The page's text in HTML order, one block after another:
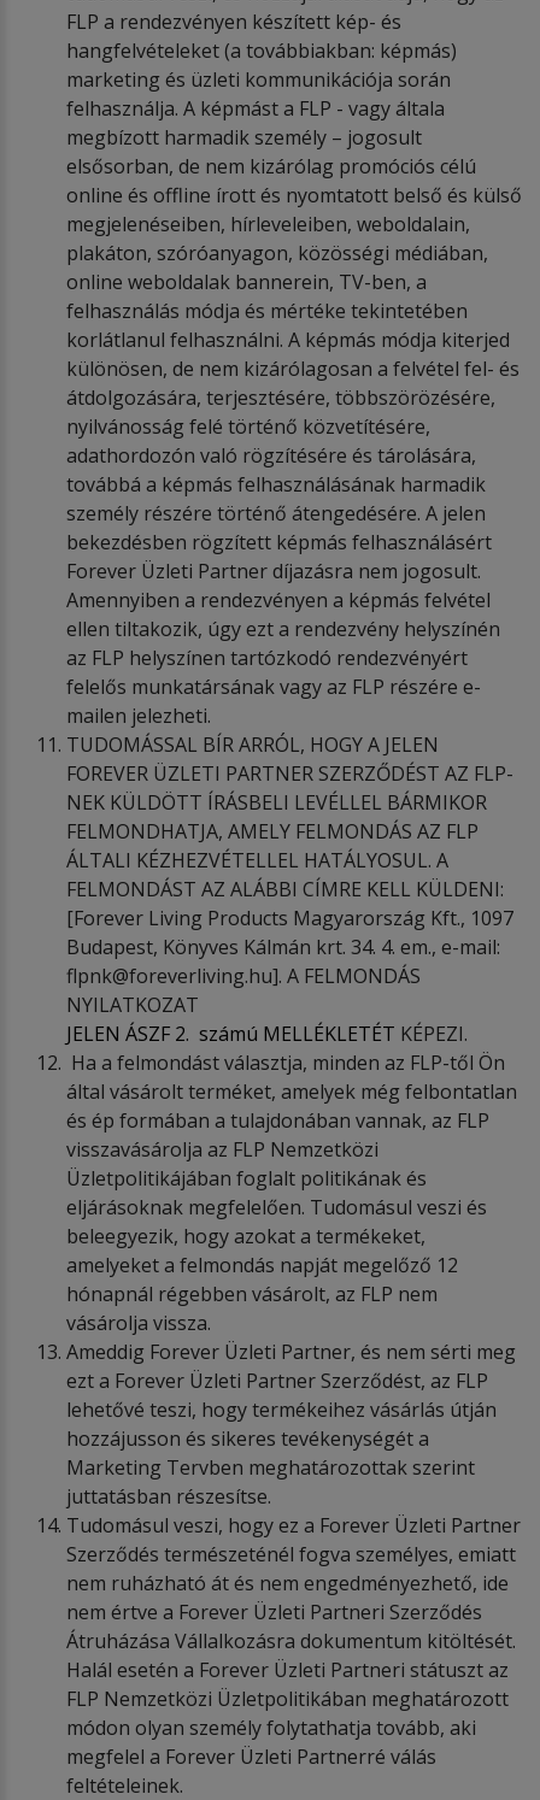
FLP a rendezvényen készített kép- és
hangfelvételeket (a továbbiakban: képmás)
marketing és üzleti kommunikációja során
felhasználja. A képmást a FLP - vagy általa
megbízott harmadik személy – jogosult
elsősorban, de nem kizárólag promóciós célú
online és offline írott és nyomtatott belső és külső
megjelenéseiben, hírleveleiben, weboldalain,
plakáton, szóróanyagon, közösségi médiában,
online weboldalak bannerein, TV-ben, a
felhasználás módja és mértéke tekintetében
korlátlanul felhasználni. A képmás módja kiterjed
különösen, de nem kizárólagosan a felvétel fel- és
átdolgozására, terjesztésére, többszörözésére,
nyilvánosság felé történő közvetítésére,
adathordozón való rögzítésére és tárolására,
továbbá a képmás felhasználásának harmadik
személy részére történő átengedésére. A jelen
bekezdésben rögzített képmás felhasználásért
Forever Üzleti Partner díjazásra nem jogosult.
Amennyiben a rendezvényen a képmás felvétel
ellen tiltakozik, úgy ezt a rendezvény helyszínén
az FLP helyszínen tartózkodó rendezvényért
felelős munkatársának vagy az FLP részére e-
mailen jelezheti.
TUDOMÁSSAL BÍR ARRÓL, HOGY A JELEN
FOREVER ÜZLETI PARTNER SZERZŐDÉST AZ FLP-
NEK KÜLDÖTT ÍRÁSBELI LEVÉLLEL BÁRMIKOR
FELMONDHATJA, AMELY FELMONDÁS AZ FLP
ÁLTALI KÉZHEZVÉTELLEL HATÁLYOSUL. A
FELMONDÁST AZ ALÁBBI CÍMRE KELL KÜLDENI:
[Forever Living Products Magyarország Kft., 1097
Budapest, Könyves Kálmán krt. 34. 4. em., e-mail:
flpnk@foreverliving.hu]. A FELMONDÁS
NYILATKOZAT
JELEN ÁSZF 2. számú MELLÉKLETÉT KÉPEZI.
Ha a felmondást választja, minden az FLP-től Ön
által vásárolt terméket, amelyek még felbontatlan
és ép formában a tulajdonában vannak, az FLP
visszavásárolja az FLP Nemzetközi
Üzletpolitikájában foglalt politikának és
eljárásoknak megfelelően. Tudomásul veszi és
beleegyezik, hogy azokat a termékeket,
amelyeket a felmondás napját megelőző 12
hónapnál régebben vásárolt, az FLP nem
vásárolja vissza.
Ameddig Forever Üzleti Partner, és nem sérti meg
ezt a Forever Üzleti Partner Szerződést, az FLP
lehetővé teszi, hogy termékeihez vásárlás útján
hozzájusson és sikeres tevékenységét a
Marketing Tervben meghatározottak szerint
juttatásban részesítse.
Tudomásul veszi, hogy ez a Forever Üzleti Partner
Szerződés természeténél fogva személyes, emiatt
nem ruházható át és nem engedményezhető, ide
nem értve a Forever Üzleti Partneri Szerződés
Átruházása Vállalkozásra dokumentum kitöltését.
Halál esetén a Forever Üzleti Partneri státuszt az
FLP Nemzetközi Üzletpolitikában meghatározott
módon olyan személy folytathatja tovább, aki
megfelel a Forever Üzleti Partnerré válás
feltételeinek.